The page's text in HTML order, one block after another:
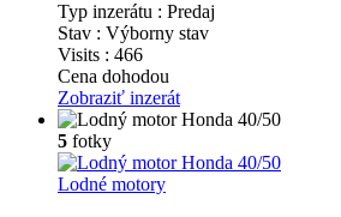
Typ inzerátu : Predaj
Stav : Výborny stav
Visits : 466
Cena dohodou
Zobraziť inzerát
5 fotky
Lodné motory